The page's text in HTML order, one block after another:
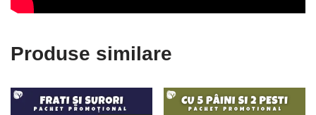
Produse similare